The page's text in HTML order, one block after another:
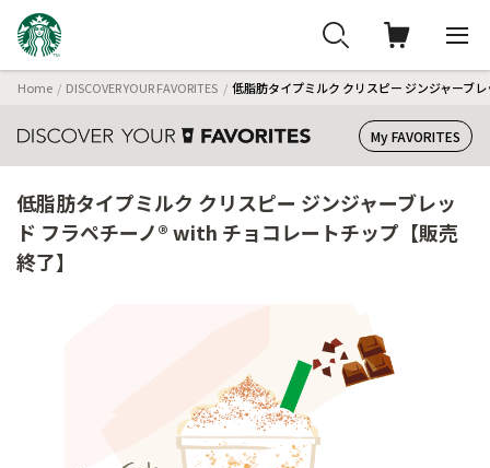
Home DISCOVER YOUR FAVORITES 低脂肪タイプミルク クリスピー ジンジャーブ
My FAVORITES
低脂肪タイプミルク クリスピー ジンジャーブレッ
ド フラペチーノ® with チョコレートチップ【販売
終了】